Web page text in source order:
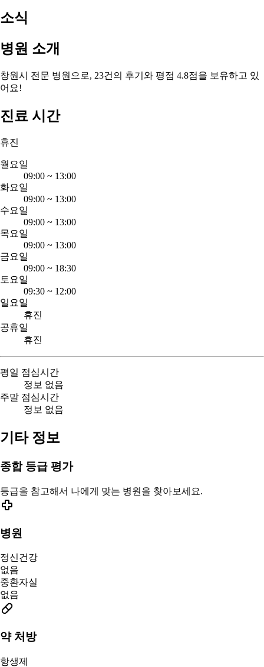
소식
병원 소개
창원시 전문 병원으로, 23건의 후기와 평점 4.8점을 보유하고 있
어요!
진료 시간
휴진
월요일
09:00 ~ 13:00
화요일
09:00 ~ 13:00
수요일
09:00 ~ 13:00
목요일
09:00 ~ 13:00
금요일
09:00 ~ 18:30
토요일
09:30 ~ 12:00
일요일
휴진
공휴일
휴진
평일 점심시간
정보 없음
주말 점심시간
정보 없음
기타 정보
종합 등급 평가
등급을 참고해서 나에게 맞는 병원을 찾아보세요.
병원
정신건강
없음
중환자실
없음
약 처방
항생제